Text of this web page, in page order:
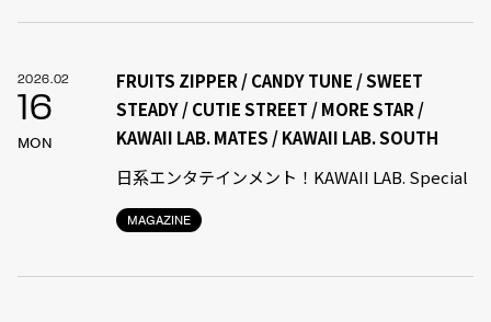
2026.02
16
MON
MAGAZINE
FRUITS ZIPPER / CANDY TUNE / SWEET
STEADY / CUTIE STREET / MORE STAR /
KAWAII LAB. MATES / KAWAII LAB. SOUTH
日系エンタテインメント！KAWAII LAB. Special